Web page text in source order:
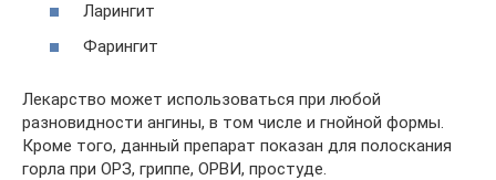
Ларингит
Фарингит
Лекарство может использоваться при любой
разновидности ангины, в том числе и гнойной формы.
Кроме того, данный препарат показан для полоскания
горла при ОРЗ, гриппе, ОРВИ, простуде.